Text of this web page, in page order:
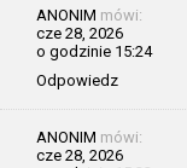
ANONIM mówi:
cze 28, 2026
o godzinie 15:24
Odpowiedz
ANONIM mówi:
cze 28, 2026